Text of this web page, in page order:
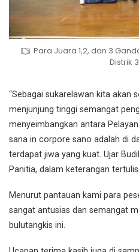
Para Juara 1,2, dan 3
Distrik
“Sebagai sukarelawan kita akan
menjunjung tinggi semangat
menyeimbangkan antara
sana in corpore sano adalah di
terdapat jiwa yang kuat. Ujar
Panitia, dalam keterangan
Menurut pantauan kami para
sangat antusias dan semangat
bulutangkis ini.